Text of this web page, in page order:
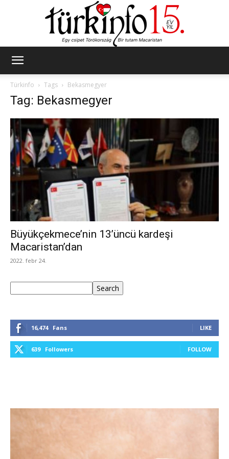
Türkinfo
Tags Bekasmegyer
Tag: Bekasmegyer
Büyükçekmece’nin 13’üncü kardeşi
Macaristan’dan
2022. febr 24.
Search
16,474 Fans LIKE
639 Followers FOLLOW